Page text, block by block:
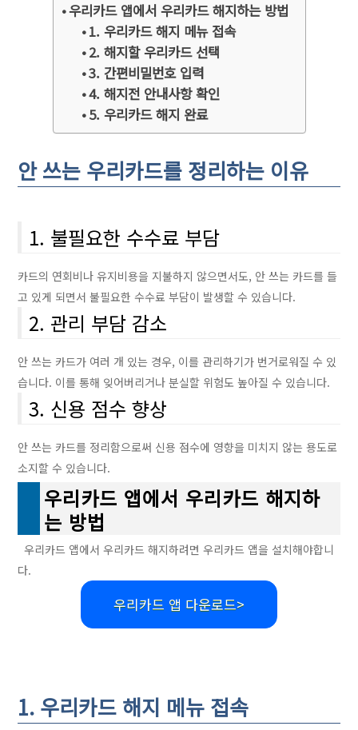
우리카드 앱에서 우리카드 해지하는 방법
1. 우리카드 해지 메뉴 접속
2. 해지할 우리카드 선택
3. 간편비밀번호 입력
4. 해지전 안내사항 확인
5. 우리카드 해지 완료
안 쓰는 우리카드를 정리하는 이유
1. 불필요한 수수료 부담
카드의 연회비나 유지비용을 지불하지 않으면서도, 안 쓰는 카드를 들
고 있게 되면서 불필요한 수수료 부담이 발생할 수 있습니다.
2. 관리 부담 감소
안 쓰는 카드가 여러 개 있는 경우, 이를 관리하기가 번거로워질 수 있
습니다. 이를 통해 잊어버리거나 분실할 위험도 높아질 수 있습니다.
3. 신용 점수 향상
안 쓰는 카드를 정리함으로써 신용 점수에 영향을 미치지 않는 용도로
소지할 수 있습니다.
우리카드 앱에서 우리카드 해지하
는 방법
우리카드 앱에서 우리카드 해지하려면 우리카드 앱을 설치해야합니
다.
우리카드 앱 다운로드>
1. 우리카드 해지 메뉴 접속